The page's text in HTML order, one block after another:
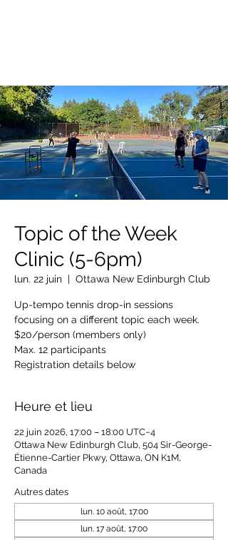
Topic of the Week
Clinic (5-6pm)
lun. 22 juin
  |
Ottawa New Edinburgh Club
Up-tempo tennis drop-in sessions
focusing on a different topic each week.
$20/person (members only)
Max. 12 participants
Registration details below
Heure et lieu
22 juin 2026, 17:00 – 18:00 UTC−4
Ottawa New Edinburgh Club, 504 Sir-George-
Étienne-Cartier Pkwy, Ottawa, ON K1M,
Canada
Autres dates
lun. 10 août, 17:00
lun. 17 août, 17:00